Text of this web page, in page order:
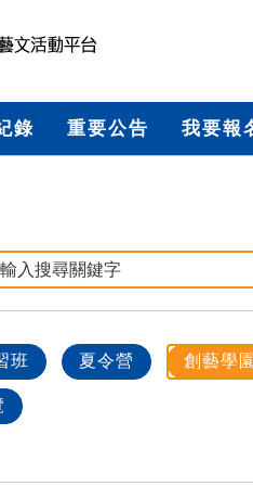
錄 重要公告 我要報
班 夏令營 創藝學園